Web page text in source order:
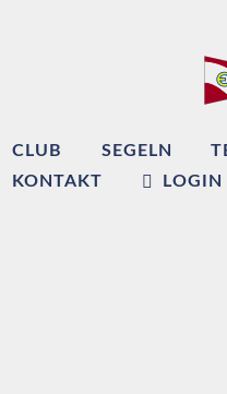
CLUB SEGELN
KONTAKT
LOGIN